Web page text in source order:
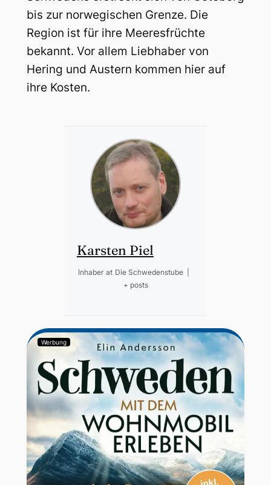
bis zur norwegischen Grenze. Die
Region ist für ihre Meeresfrüchte
bekannt. Vor allem Liebhaber von
Hering und Austern kommen hier auf
ihre Kosten.
Karsten Piel
Inhaber at Die Schwedenstube
+ posts
Werbung